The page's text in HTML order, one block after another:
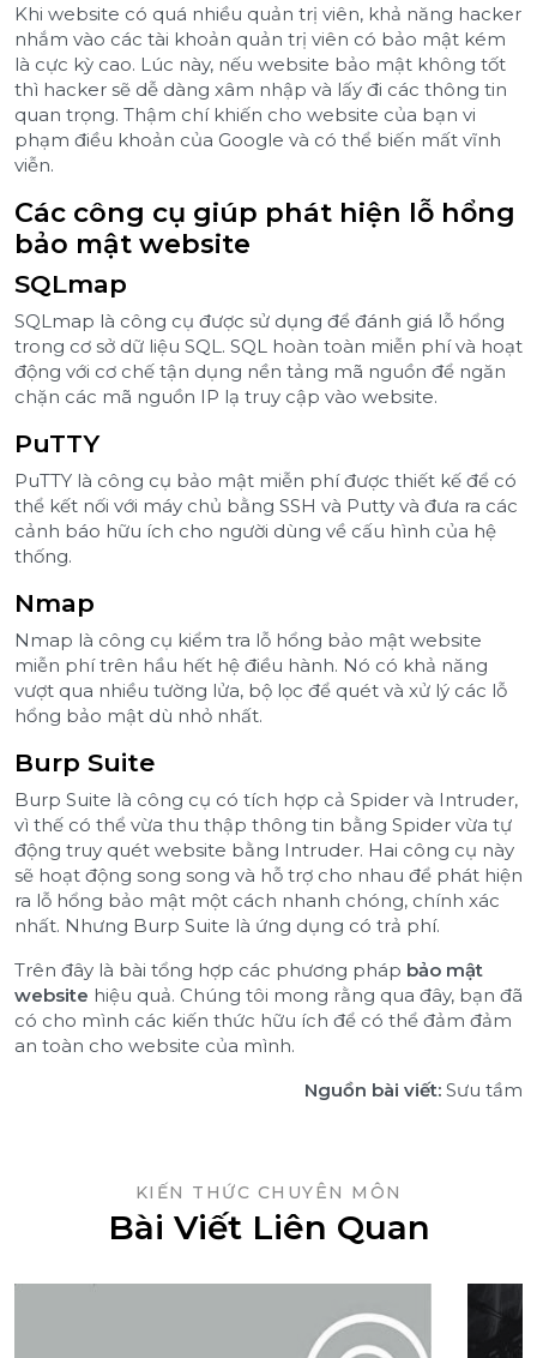
Khi website có quá nhiều quản trị viên, khả năng hacker
nhắm vào các tài khoản quản trị viên có bảo mật kém
là cực kỳ cao. Lúc này, nếu website bảo mật không tốt
thì hacker sẽ dễ dàng xâm nhập và lấy đi các thông tin
quan trọng. Thậm chí khiến cho website của bạn vi
phạm điều khoản của Google và có thể biến mất vĩnh
viễn.
Các công cụ giúp phát hiện lỗ hổng
bảo mật website
SQLmap
SQLmap là công cụ được sử dụng để đánh giá lỗ hổng
trong cơ sở dữ liệu SQL. SQL hoàn toàn miễn phí và hoạt
động với cơ chế tận dụng nền tảng mã nguồn để ngăn
chặn các mã nguồn IP lạ truy cập vào website.
PuTTY
PuTTY là công cụ bảo mật miễn phí được thiết kế để có
thể kết nối với máy chủ bằng SSH và Putty và đưa ra các
cảnh báo hữu ích cho người dùng về cấu hình của hệ
thống.
Nmap
Nmap là công cụ kiểm tra lỗ hổng bảo mật website
miễn phí trên hầu hết hệ điều hành. Nó có khả năng
vượt qua nhiều tường lửa, bộ lọc để quét và xử lý các lỗ
hổng bảo mật dù nhỏ nhất.
Burp Suite
Burp Suite là công cụ có tích hợp cả Spider và Intruder,
vì thế có thể vừa thu thập thông tin bằng Spider vừa tự
động truy quét website bằng Intruder. Hai công cụ này
sẽ hoạt động song song và hỗ trợ cho nhau để phát hiện
ra lỗ hổng bảo mật một cách nhanh chóng, chính xác
nhất. Nhưng Burp Suite là ứng dụng có trả phí.
Trên đây là bài tổng hợp các phương pháp bảo mật
website hiệu quả. Chúng tôi mong rằng qua đây, bạn đã
có cho mình các kiến thức hữu ích để có thể đảm đảm
an toàn cho website của mình.
Nguồn bài viết: Sưu tầm
KIẾN THỨC CHUYÊN MÔN
Bài Viết Liên Quan